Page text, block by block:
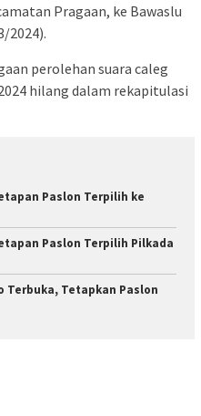
Pragaan, ke Bawaslu
2024).
perolehan suara caleg
hilang dalam rekapitulasi
Paslon Terpilih ke
Paslon Terpilih Pilkada
Terbuka, Tetapkan Paslon